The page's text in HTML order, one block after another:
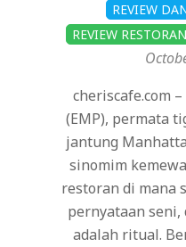
10-
28
REVIEW
REVIEW RESTORAN
cheriscafe.com
(EMP), permata
jantung
sinomim
restoran di mana
pernyataan
adalah ritual.